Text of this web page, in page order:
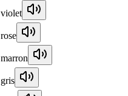
violet
rose
marron
gris